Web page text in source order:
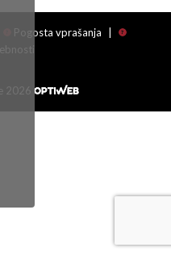
Pogosta vprašanja
2026